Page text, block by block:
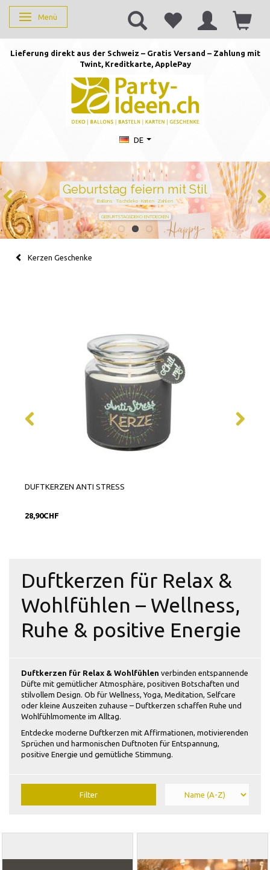
Anzeige ändern
Menü
Lieferung direkt aus der Schweiz – Gratis Versand – Zahlung mit
Twint, Kreditkarte, ApplePay
DE
Duftkerzen mit Zahlen –
persönlich schenken von 1 bis
105
Handgegossen · stilvoll · perfekt für jeden Geburtstag
JETZT ZAHL WÄHLEN
Kerzen Geschenke
DUFTKERZEN ANTI STRESS
28,90CHF
Duftkerzen für Relax &
Wohlfühlen – Wellness,
Ruhe & positive Energie
Duftkerzen für Relax & Wohlfühlen verbinden entspannende
Düfte mit gemütlicher Atmosphäre, positiven Botschaften und
stilvollem Design. Ob für Wellness, Yoga, Meditation, Selfcare
oder kleine Auszeiten zuhause – Duftkerzen schaffen Ruhe und
Wohlfühlmomente im Alltag.
Entdecke moderne Duftkerzen mit Affirmationen, motivierenden
Sprüchen und harmonischen Duftnoten für Entspannung,
positive Energie und gemütliche Stimmung.
Filter